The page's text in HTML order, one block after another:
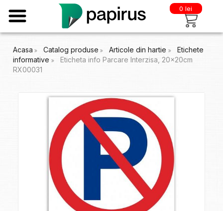
0 lei
Acasa Catalog produse Articole din hartie
Etichete
informative
Eticheta info Parcare Interzisa, 20x20cm
RX00031